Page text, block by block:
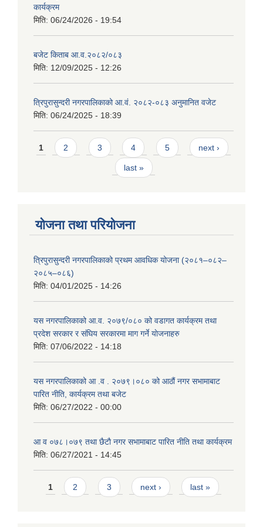
कार्यक्रम
मिति: 06/24/2026 - 19:54
बजेट किताब आ.व.२०८२/०८३
मिति: 12/09/2025 - 12:26
त्रिपुरासुन्दरी नगरपालिकाको आ.वं. २०८२-०८३ अनुमानित वजेट
मिति: 06/24/2025 - 18:39
Pages
1 2 3 4 5 next ›
last »
योजना तथा परियोजना
त्रिपुरासुन्दरी नगरपालिकाको प्रथम आवधिक योजना (२०८१–०८२–
२०८५–०८६)
मिति: 04/01/2025 - 14:26
यस नगरपालिकाको आ.व. २०७९/०८० को वडागत कार्यक्रम तथा
प्रदेश सरकार र संघिय सरकारमा माग गर्ने याेजनाहरु
मिति: 07/06/2022 - 14:18
यस नगरपालिकाको आ‍ .व . २०७९।०८० को आठौं नगर सभामाबाट
पारित नीति, कार्यक्रम तथा बजेट
मिति: 06/27/2022 - 00:00
आ‍ व ०७८।०७९ तथा छैटाै नगर सभामाबाट पारित नीति तथा कार्यक्रम
मिति: 06/27/2021 - 14:45
Pages
1 2 3 next › last »